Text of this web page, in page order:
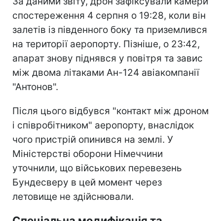
спостереження 4 серпня о 19:28, коли він
залетів із південного боку та приземлився
на території аеропорту. Пізніше, о 23:42,
апарат знову піднявся у повітря та завис
між двома літаками Ан-124 авіакомпанії
"Антонов".
Після цього відбувся "контакт між дроном
і співробітником" аеропорту, внаслідок
чого пристрій опинився на землі. У
Міністерстві оборони Німеччини
уточнили, що військових перевезень
Бундесверу в цей момент через
летовище не здійснювали.